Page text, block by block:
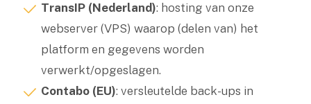
TransIP (Nederland): hosting van onze
webserver (VPS) waarop (delen van) het
platform en gegevens worden
verwerkt/opgeslagen.
Contabo (EU): versleutelde back-ups in